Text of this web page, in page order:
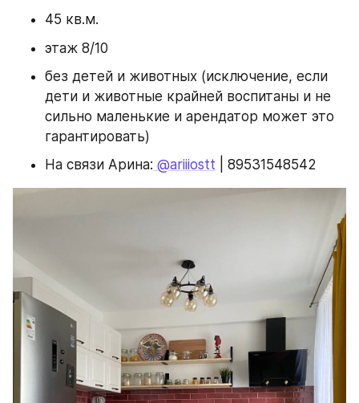
45 кв.м.
этаж 8/10
без детей и животных (исключение, если
дети и животные крайней воспитаны и не
сильно маленькие и арендатор может это
гарантировать)
На связи Арина: @ariiiostt | 89531548542